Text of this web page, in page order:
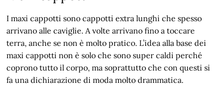
I maxi cappotti sono cappotti extra lunghi che spesso
arrivano alle caviglie. A volte arrivano fino a toccare
terra, anche se non è molto pratico. L’idea alla base dei
maxi cappotti non è solo che sono super caldi perché
coprono tutto il corpo, ma soprattutto che con questi si
fa una dichiarazione di moda molto drammatica.